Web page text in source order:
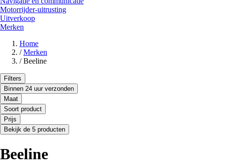
Motorrijder-uitrusting
Uitverkoop
Merken
Home
/ Merken
/ Beeline
Filters
Binnen 24 uur verzonden
Maat
Soort product
Prijs
Bekijk de 5 producten
Beeline